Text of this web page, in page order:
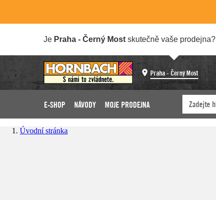
Je Praha - Černý Most skutečně vaše prodejna?
Praha - Černý Most
E-SHOP NÁVODY MOJE PRODEJNA
Úvodní stránka